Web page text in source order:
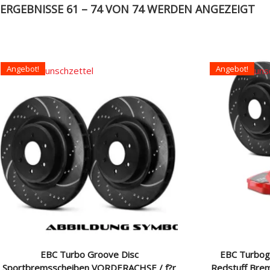
ERGEBNISSE 61 – 74 VON 74 WERDEN ANGEZEIGT
Angebot!
EBC Turbo Groove Disc
Auf den Wunschzettel Angebot!
EBC
Auf den